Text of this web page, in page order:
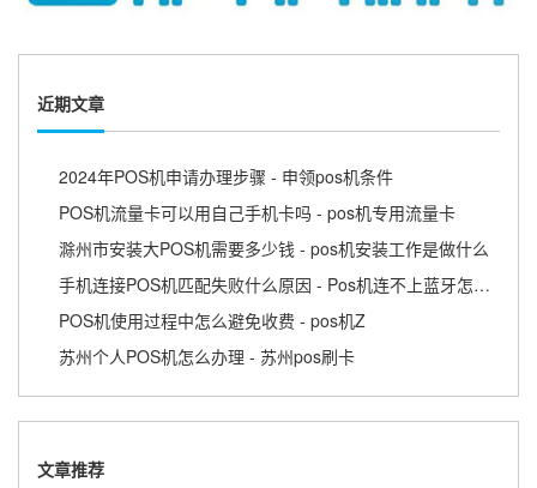
近期文章
2024年POS机申请办理步骤 - 申领pos机条件
POS机流量卡可以用自己手机卡吗 - pos机专用流量卡
滁州市安装大POS机需要多少钱 - pos机安装工作是做什么
手机连接POS机匹配失败什么原因 - Pos机连不上蓝牙怎么回事
POS机使用过程中怎么避免收费 - pos机Z
苏州个人POS机怎么办理 - 苏州pos刷卡
文章推荐